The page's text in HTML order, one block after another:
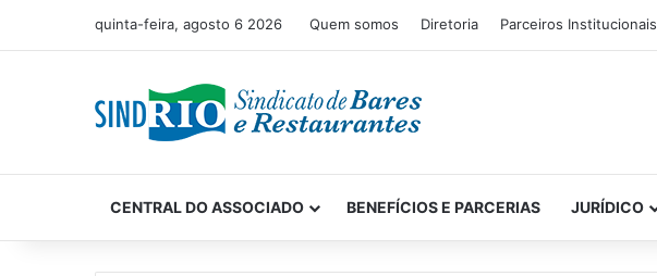
quinta-feira, agosto 6 2026 Quem somos Diretoria Parceiros Institucionais
CENTRAL DO ASSOCIADO BENEFÍCIOS E PARCERIAS JURÍDICO